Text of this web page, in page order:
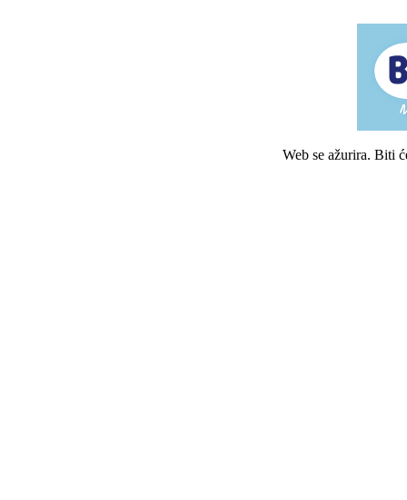
Web se ažurira. Biti